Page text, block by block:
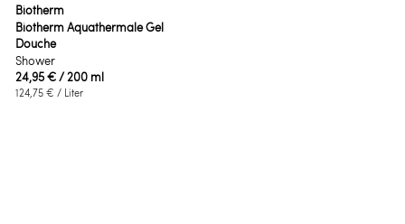
Biotherm
Biotherm Aquathermale Gel
Douche
Shower
24,95 € / 200 ml
124,75 € / Liter